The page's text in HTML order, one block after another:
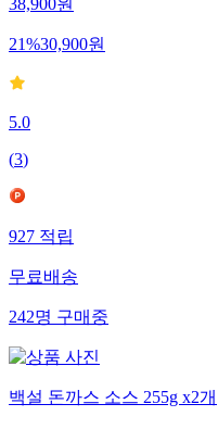
38,900원
21%30,900원
5.0
(3)
927적립
무료배송
242명구매중
백설 돈까스 소스 255g x2개